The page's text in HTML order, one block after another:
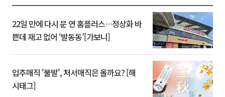
22일 만에 다시 문 연 홈플러스…정상화 바
쁜데 재고 없어 ‘발동동’[가보니]
입추매직 '불발', 처서매직은 올까요? [해
시태그]